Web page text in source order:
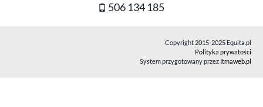
506 134 185
Copyright 2015-2025 Equita.pl
Polityka prywatości
System przygotowany przez Itmaweb.pl